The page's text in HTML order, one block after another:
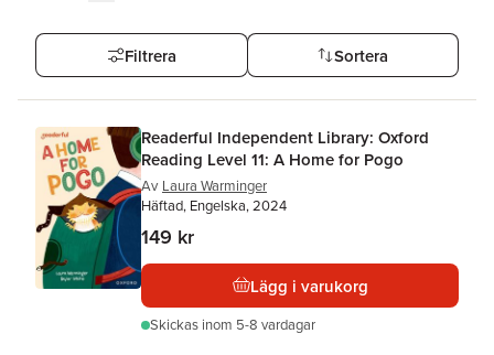
Filtrera Sortera
Readerful Independent Library: Oxford
Reading Level 11: A Home for Pogo
Av Laura Warminger
Häftad, Engelska, 2024
149 kr
Lägg i varukorg
Skickas inom 5-8 vardagar